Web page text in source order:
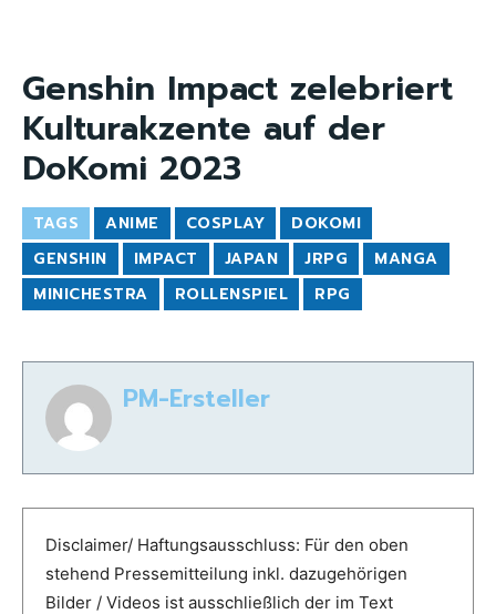
Genshin Impact zelebriert
Kulturakzente auf der
DoKomi 2023
TAGS ANIME COSPLAY
DOKOMI
GENSHIN
IMPACT JAPAN JRPG
MANGA
MINICHESTRA
ROLLENSPIEL RPG
PM-Ersteller
Disclaimer/ Haftungsausschluss: Für den oben
stehend Pressemitteilung inkl. dazugehörigen
Bilder / Videos ist ausschließlich der im Text